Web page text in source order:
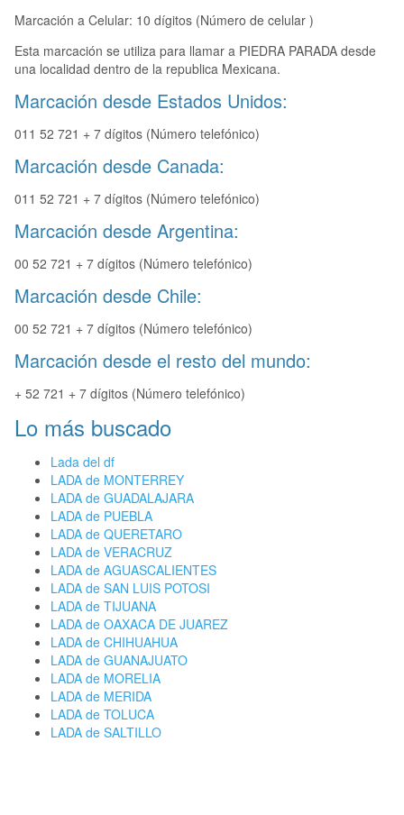
Marcación a Celular: 10 dígitos (Número de celular )
Esta marcación se utiliza para llamar a PIEDRA PARADA desde
una localidad dentro de la republica Mexicana.
Marcación desde Estados Unidos:
011 52 721 + 7 dígitos (Número telefónico)
Marcación desde Canada:
011 52 721 + 7 dígitos (Número telefónico)
Marcación desde Argentina:
00 52 721 + 7 dígitos (Número telefónico)
Marcación desde Chile:
00 52 721 + 7 dígitos (Número telefónico)
Marcación desde el resto del mundo:
+ 52 721 + 7 dígitos (Número telefónico)
Lo más buscado
Lada del df
LADA de MONTERREY
LADA de GUADALAJARA
LADA de PUEBLA
LADA de QUERETARO
LADA de VERACRUZ
LADA de AGUASCALIENTES
LADA de SAN LUIS POTOSI
LADA de TIJUANA
LADA de OAXACA DE JUAREZ
LADA de CHIHUAHUA
LADA de GUANAJUATO
LADA de MORELIA
LADA de MERIDA
LADA de TOLUCA
LADA de SALTILLO